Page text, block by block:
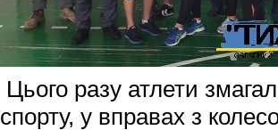
Цього разу атлети
спорту, у вправах з